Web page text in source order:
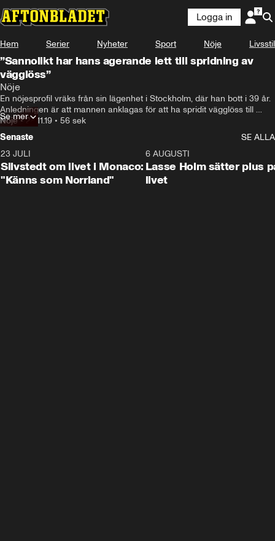
Logga in
Hem Serier Nyheter Sport Nöje Livsstil
”Sannolikt har hans agerande lett till spridning av
vägglöss”
Nöje
En nöjesprofil vräks från sin lägenhet i Stockholm, där han bott i 39 år.
Anledningen är att mannen anklagas för att ha spridit vägglöss till
andra lägenheter. Något han nekar till.
Nöje•24.11.19 • 56 sek
Se mer
Senaste
SE ALLA
23 JULI
Silvstedt om livet i Monaco:
"Känns som Norrland"
6 AUGUSTI
Lasse Holm sätter plus
livet